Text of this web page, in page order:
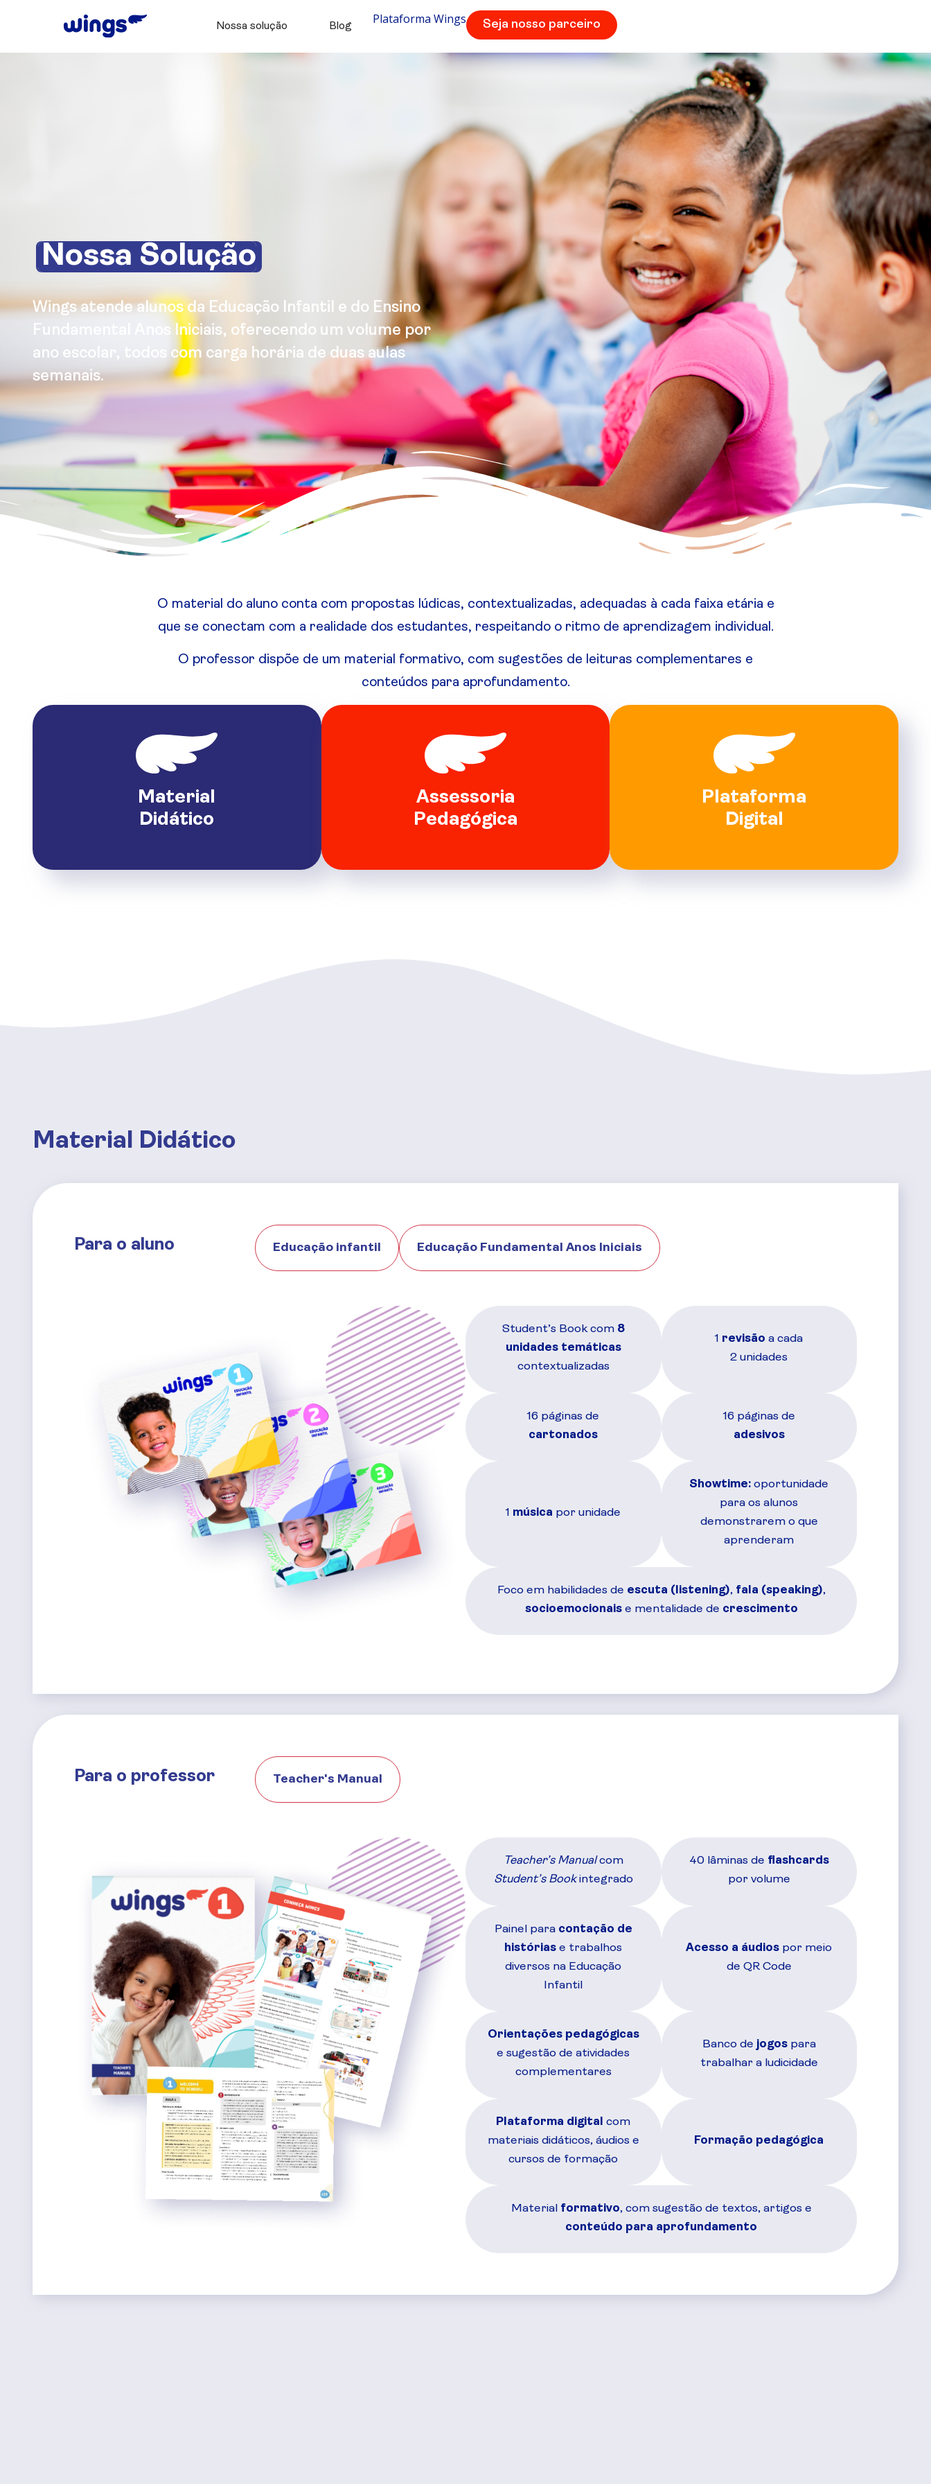
Nossa solução Blog Plataforma Wings Seja nosso parceiro
Nossa Solução
Wings atende alunos da Educação Infantil e do Ensino
Fundamental Anos Iniciais, oferecendo um volume por
ano escolar, todos com carga horária de duas aulas
semanais.
O material do aluno conta com propostas lúdicas, contextualizadas, adequadas à cada faixa etária e
que se conectam com a realidade dos estudantes, respeitando o ritmo de aprendizagem individual.
O professor dispõe de um material formativo, com sugestões de leituras complementares e
conteúdos para aprofundamento.
Material
Didático
Assessoria
Pedagógica
Plataforma
Digital
Material Didático
Para o aluno Educação infantil Educação Fundamental Anos Iniciais
Student’s Book com 8
unidades temáticas
contextualizadas
1 revisão a cada
2 unidades
16 páginas de
cartonados
16 páginas de
adesivos
1 música por unidade
Showtime: oportunidade
para os alunos
demonstrarem o que
aprenderam
Foco em habilidades de escuta (listening), fala (speaking),
socioemocionaise mentalidade de crescimento
Para o professor Teacher's Manual
Teacher’s Manualcom
Student’s Bookintegrado
40 lâminas de flashcards
por volume
Painel paracontação de
histórias e trabalhos
diversos na Educação
Infantil
Acesso a áudios por meio
de QR Code
Orientações pedagógicas
e sugestão de atividades
complementares
Banco de jogospara
trabalhar a ludicidade
Plataforma digital com
materiais didáticos, áudios e
cursos de formação
Formação pedagógica
Material formativo, com sugestão de textos, artigos e
conteúdo para aprofundamento